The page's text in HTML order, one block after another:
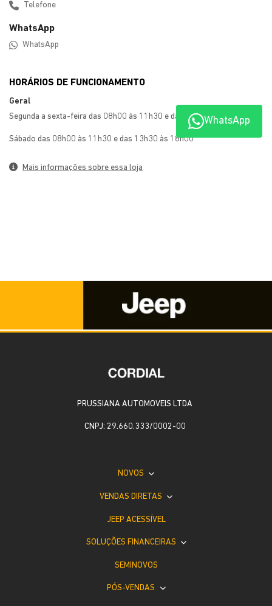
Telefone
WhatsApp
WhatsApp
HORÁRIOS DE FUNCIONAMENTO
Geral
Segunda a sexta-feira das 08h00 às 11h30 e das 13h30 às 18h00
Sábado das 08h00 às 11h30 e das 13h30 às 18h00
Mais informações sobre essa loja
WhatsApp
PRUSSIANA AUTOMOVEIS LTDA
CNPJ: 29.660.333/0002-00
NOVOS
VENDAS DIRETAS
JEEP ACESSÍVEL
SOLUÇÕES FINANCEIRAS
SEMINOVOS
PÓS-VENDAS